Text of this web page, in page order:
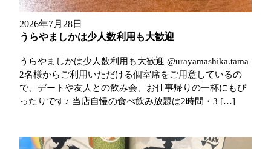
2026年7月28日
うらやましかは少人数利用も大歓迎
うらやましかは少人数利用も大歓迎 @urayamashika.tama
2名様からご利用いただける個室席をご用意しているの
で、デートや友人との飲み会、お仕事帰りの一杯にもぴ
ったりです♪ 当店自慢の食べ飲み放題は2時間・3 […]